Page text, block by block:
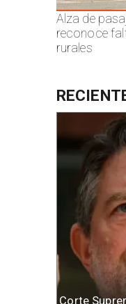
Alza de
reconoce
rurales
Corte